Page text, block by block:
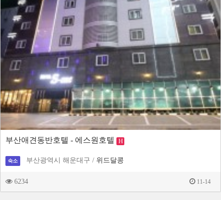
부산애견동반호텔 - 에스원호텔 H
숙소 부산광역시 해운대구 / 위드달콩
6234 11-14